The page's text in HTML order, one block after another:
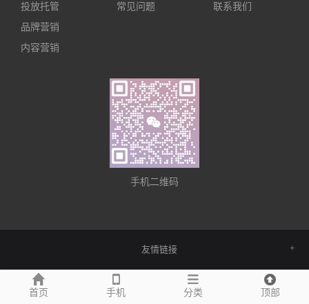
首页 手机 分类 顶部
投放托管
品牌营销
内容营销
常见问题
联系我们
手机二维码
友情链接